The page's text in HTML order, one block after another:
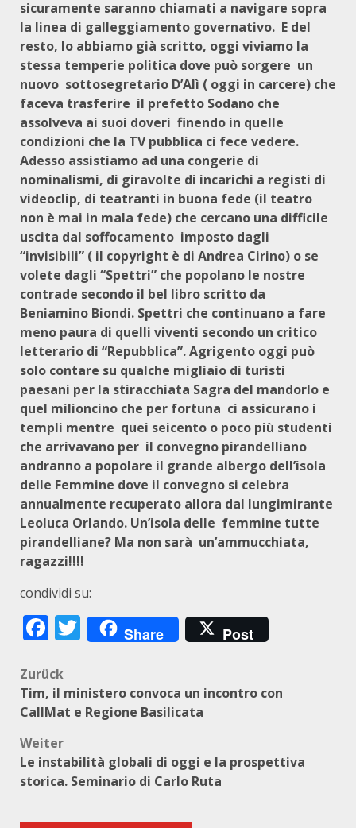
sicuramente saranno chiamati a navigare sopra
la linea di galleggiamento governativo. E del
resto, lo abbiamo già scritto, oggi viviamo la
stessa temperie politica dove può sorgere un
nuovo sottosegretario D’Alì ( oggi in carcere) che
faceva trasferire il prefetto Sodano che
assolveva ai suoi doveri finendo in quelle
condizioni che la TV pubblica ci fece vedere.
Adesso assistiamo ad una congerie di
nominalismi, di giravolte di incarichi a registi di
videoclip, di teatranti in buona fede (il teatro
non è mai in mala fede) che cercano una difficile
uscita dal soffocamento imposto dagli
“invisibili” ( il copyright è di Andrea Cirino) o se
volete dagli “Spettri” che popolano le nostre
contrade secondo il bel libro scritto da
Beniamino Biondi. Spettri che continuano a fare
meno paura di quelli viventi secondo un critico
letterario di “Repubblica”. Agrigento oggi può
solo contare su qualche migliaio di turisti
paesani per la stiracchiata Sagra del mandorlo e
quel milioncino che per fortuna ci assicurano i
templi mentre quei seicento o poco più studenti
che arrivavano per il convegno pirandelliano
andranno a popolare il grande albergo dell’isola
delle Femmine dove il convegno si celebra
annualmente recuperato allora dal lungimirante
Leoluca Orlando. Un’isola delle femmine tutte
pirandelliane? Ma non sarà un’ammucchiata,
ragazzi!!!!
condividi su:
Facebook
Twitter
Share Post
Beitragsnavigation
Zurück
Tim, il ministero convoca un incontro con
CallMat e Regione Basilicata
Weiter
Le instabilità globali di oggi e la prospettiva
storica. Seminario di Carlo Ruta